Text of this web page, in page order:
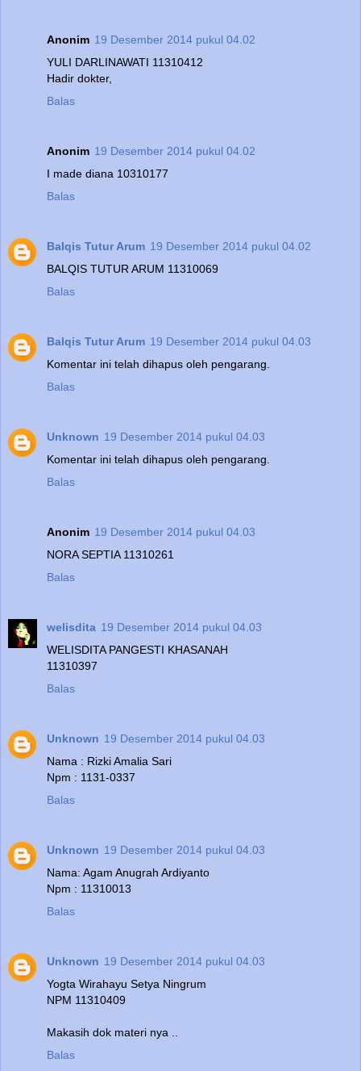
Anonim 19 Desember 2014 pukul 04.02
YULI DARLINAWATI 11310412
Hadir dokter,
Balas
Anonim 19 Desember 2014 pukul 04.02
I made diana 10310177
Balas
Balqis Tutur Arum 19 Desember 2014 pukul 04.02
BALQIS TUTUR ARUM 11310069
Balas
Balqis Tutur Arum 19 Desember 2014 pukul 04.03
Komentar ini telah dihapus oleh pengarang.
Balas
Unknown 19 Desember 2014 pukul 04.03
Komentar ini telah dihapus oleh pengarang.
Balas
Anonim 19 Desember 2014 pukul 04.03
NORA SEPTIA 11310261
Balas
welisdita 19 Desember 2014 pukul 04.03
WELISDITA PANGESTI KHASANAH
11310397
Balas
Unknown 19 Desember 2014 pukul 04.03
Nama : Rizki Amalia Sari
Npm : 1131-0337
Balas
Unknown 19 Desember 2014 pukul 04.03
Nama: Agam Anugrah Ardiyanto
Npm : 11310013
Balas
Unknown 19 Desember 2014 pukul 04.03
Yogta Wirahayu Setya Ningrum
NPM 11310409
Makasih dok materi nya ..
Balas